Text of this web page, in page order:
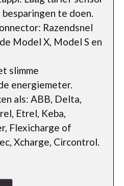
besparingen te doen.
Razendsnel
Model X, Model S en
slimme
energiemeter.
als: ABB, Delta,
Etrel, Keba,
Flexicharge of
Xcharge, Circontrol.